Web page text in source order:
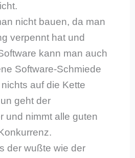
nicht bauen, da man
verpennt hat und
kann man auch
Software-Schmiede
auf die Kette
geht der
und nimmt alle guten
der wußte wie der